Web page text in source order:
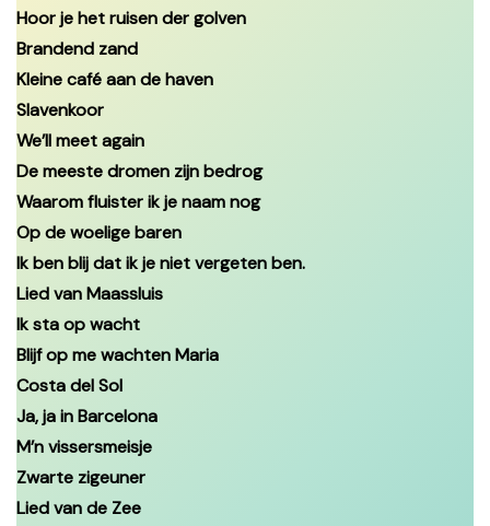
Hoor je het ruisen der golven
Brandend zand
Kleine café aan de haven
Slavenkoor
We’ll meet again
De meeste dromen zijn bedrog
Waarom fluister ik je naam nog
Op de woelige baren
Ik ben blij dat ik je niet vergeten ben.
Lied van Maassluis
Ik sta op wacht
Blijf op me wachten Maria
Costa del Sol
Ja, ja in Barcelona
M’n vissersmeisje
Zwarte zigeuner
Lied van de Zee